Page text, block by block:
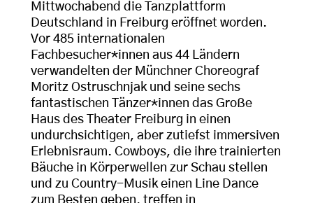
Mittwochabend die Tanzplattform
Deutschland in Freiburg eröffnet worden.
Vor 485 internationalen
Fachbesucher*innen aus 44 Ländern
verwandelten der Münchner Choreograf
Moritz Ostruschnjak und seine sechs
fantastischen Tänzer*innen das Große
Haus des Theater Freiburg in einen
undurchsichtigen, aber zutiefst immersiven
Erlebnisraum. Cowboys, die ihre trainierten
Bäuche in Körperwellen zur Schau stellen
und zu Country-Musik einen Line Dance
zum Besten geben, treffen in